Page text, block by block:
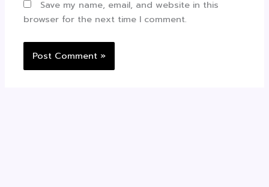
Save my name, email, and website in this
browser for the next time I comment.